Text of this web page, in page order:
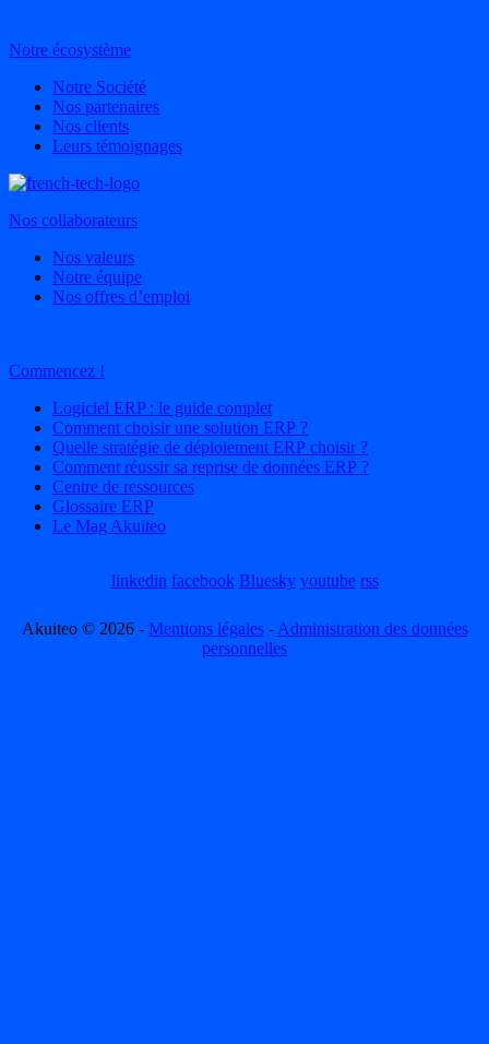
Notre écosystème
Notre Société
Nos partenaires
Nos clients
Leurs témoignages
Nos collaborateurs
Nos valeurs
Notre équipe
Nos offres d’emploi
Commencez !
Logiciel ERP : le guide complet
Comment choisir une solution ERP ?
Quelle stratégie de déploiement ERP choisir ?
Comment réussir sa reprise de données ERP ?
Centre de ressources
Glossaire ERP
Le Mag Akuiteo
linkedin facebook Bluesky youtube rss
Akuiteo © 2026 - Mentions légales- Administration des données
personnelles